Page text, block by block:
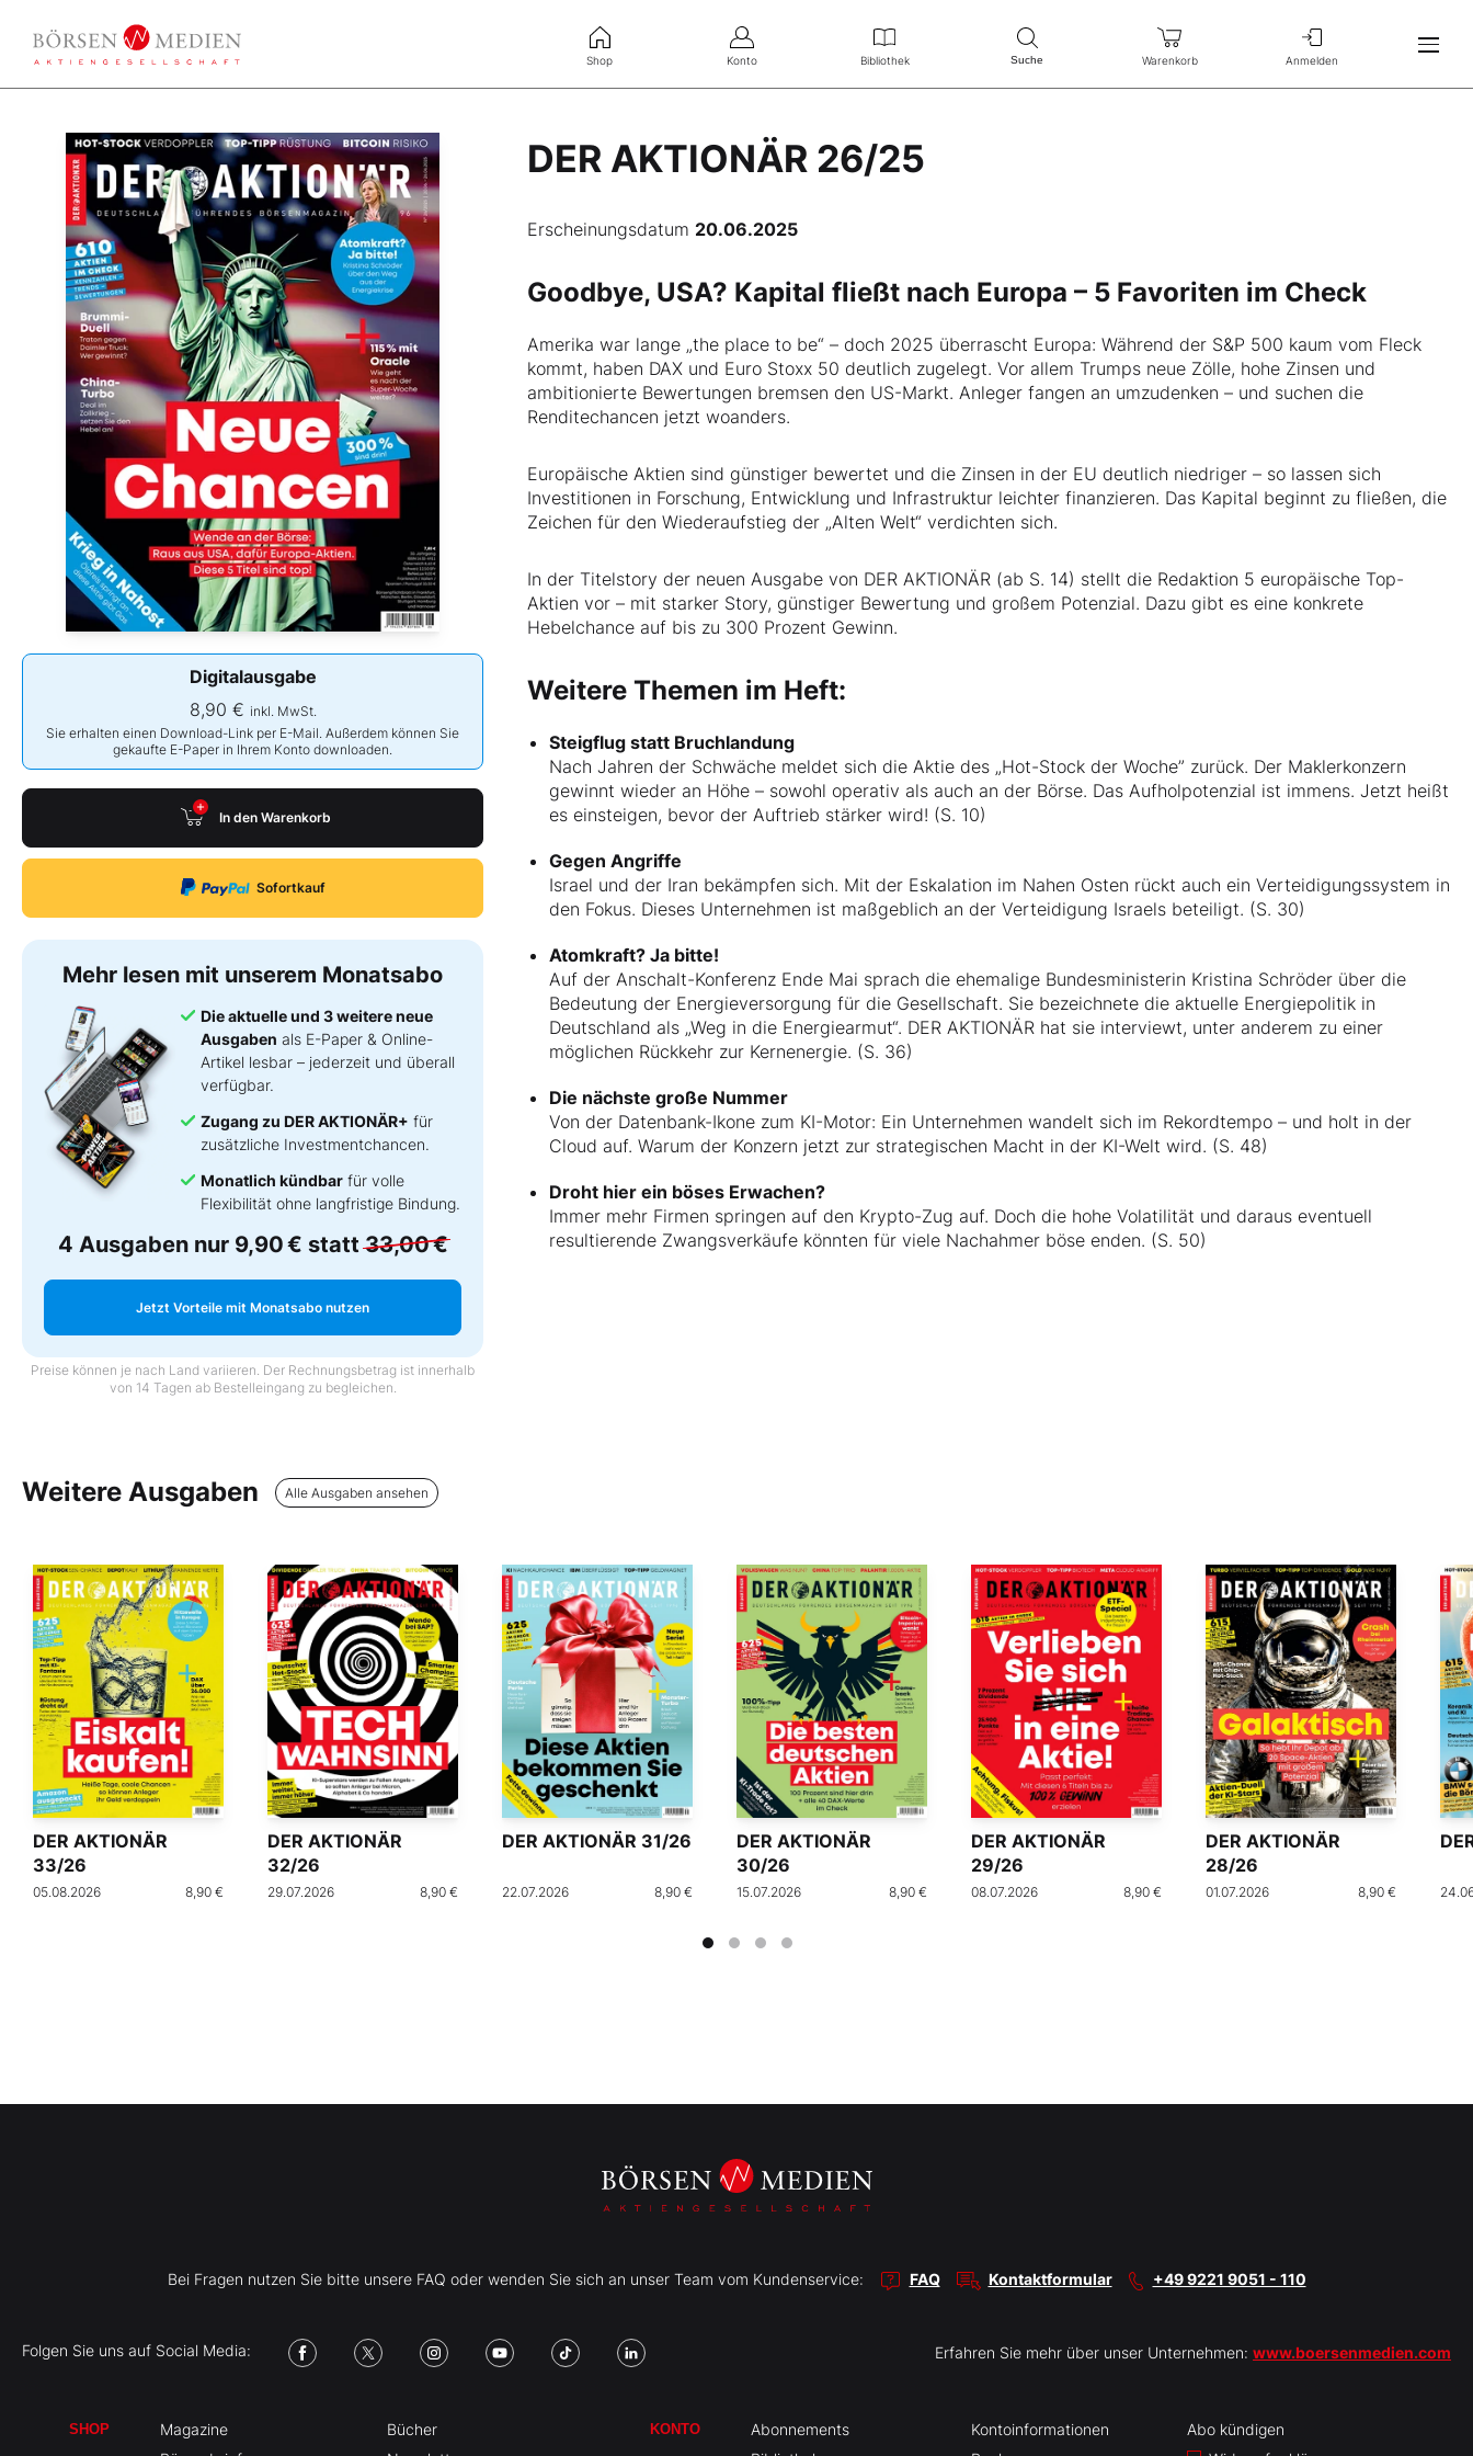
Shop Konto Bibliothek Suche Warenkorb Anmelden
DER AKTIONÄR 26/25
Erscheinungsdatum20.06.2025
Digitalausgabe
8,90 € inkl. MwSt.
Sie erhalten einen Download-Link per E-Mail. Außerdem können Sie
gekaufte E-Paper in Ihrem Konto downloaden.
In den Warenkorb
Sofortkauf
Mehr lesen mit unserem Monatsabo
Die aktuelle und 3 weitere neue
Ausgaben als E-Paper & Online-
Artikel lesbar – jederzeit und überall
verfügbar.
Zugang zu DER AKTIONÄR+ für
zusätzliche Investmentchancen.
Monatlich kündbar für volle
Flexibilität ohne langfristige Bindung.
4 Ausgaben nur 9,90 € statt33,00 €
Jetzt Vorteile mit Monatsabo nutzen
Preise können je nach Land variieren. Der Rechnungsbetrag ist innerhalb
von 14 Tagen ab Bestelleingang zu begleichen.
Goodbye, USA? Kapital fließt nach Europa – 5 Favoriten im Check
Amerika war lange „the place to be“ – doch 2025 überrascht Europa: Während der S&P 500 kaum vom Fleck
kommt, haben DAX und Euro Stoxx 50 deutlich zugelegt. Vor allem Trumps neue Zölle, hohe Zinsen und
ambitionierte Bewertungen bremsen den US-Markt. Anleger fangen an umzudenken – und suchen die
Renditechancen jetzt woanders.
Europäische Aktien sind günstiger bewertet und die Zinsen in der EU deutlich niedriger – so lassen sich
Investitionen in Forschung, Entwicklung und Infrastruktur leichter finanzieren. Das Kapital beginnt zu fließen, die
Zeichen für den Wiederaufstieg der „Alten Welt“ verdichten sich.
In der Titelstory der neuen Ausgabe von DER AKTIONÄR (ab S. 14) stellt die Redaktion 5 europäische Top-
Aktien vor – mit starker Story, günstiger Bewertung und großem Potenzial. Dazu gibt es eine konkrete
Hebelchance auf bis zu 300 Prozent Gewinn.
Weitere Themen im Heft:
Steigflug statt Bruchlandung
Nach Jahren der Schwäche meldet sich die Aktie des „Hot-Stock der Woche” zurück. Der Maklerkonzern
gewinnt wieder an Höhe – sowohl operativ als auch an der Börse. Das Aufholpotenzial ist immens. Jetzt heißt
es einsteigen, bevor der Auftrieb stärker wird! (S. 10)
Gegen Angriffe
Israel und der Iran bekämpfen sich. Mit der Eskalation im Nahen Osten rückt auch ein Verteidigungssystem in
den Fokus. Dieses Unternehmen ist maßgeblich an der Verteidigung Israels beteiligt. (S. 30)
Atomkraft? Ja bitte!
Auf der Anschalt-Konferenz Ende Mai sprach die ehemalige Bundesministerin Kristina Schröder über die
Bedeutung der Energieversorgung für die Gesellschaft. Sie bezeichnete die aktuelle Energiepolitik in
Deutschland als „Weg in die Energiearmut“. DER AKTIONÄR hat sie interviewt, unter anderem zu einer
möglichen Rückkehr zur Kernenergie. (S. 36)
Die nächste große Nummer
Von der Datenbank-Ikone zum KI-Motor: Ein Unternehmen wandelt sich im Rekordtempo – und holt in der
Cloud auf. Warum der Konzern jetzt zur strategischen Macht in der KI-Welt wird. (S. 48)
Droht hier ein böses Erwachen?
Immer mehr Firmen springen auf den Krypto-Zug auf. Doch die hohe Volatilität und daraus eventuell
resultierende Zwangsverkäufe könnten für viele Nachahmer böse enden. (S. 50)
Weitere Ausgaben Alle Ausgaben ansehen
DER AKTIONÄR
33/26
05.08.2026 8,90 €
DER AKTIONÄR
32/26
29.07.2026 8,90 €
DER AKTIONÄR 31/26
22.07.2026 8,90 €
DER AKTIONÄR
30/26
15.07.2026 8,90 €
DER AKTIONÄR
29/26
08.07.2026 8,90 €
DER AKTIONÄR
28/26
01.07.2026 8,90 €
Bei Fragen nutzen Sie bitte unsere FAQ oder wenden Sie sich an unser Team vom Kundenservice: FAQ Kontaktformular +49 9221 9051 - 110
Folgen Sie uns auf Social Media: Erfahren Sie mehr über unser Unternehmen: www.boersenmedien.com
SHOP
Magazine
Bücher
KONTO
Abonnements
Kontoinformationen
Abo kündigen